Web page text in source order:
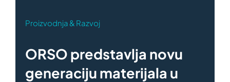
Proizvodnja & Razvoj
ORSO predstavlja novu
generaciju materijala u